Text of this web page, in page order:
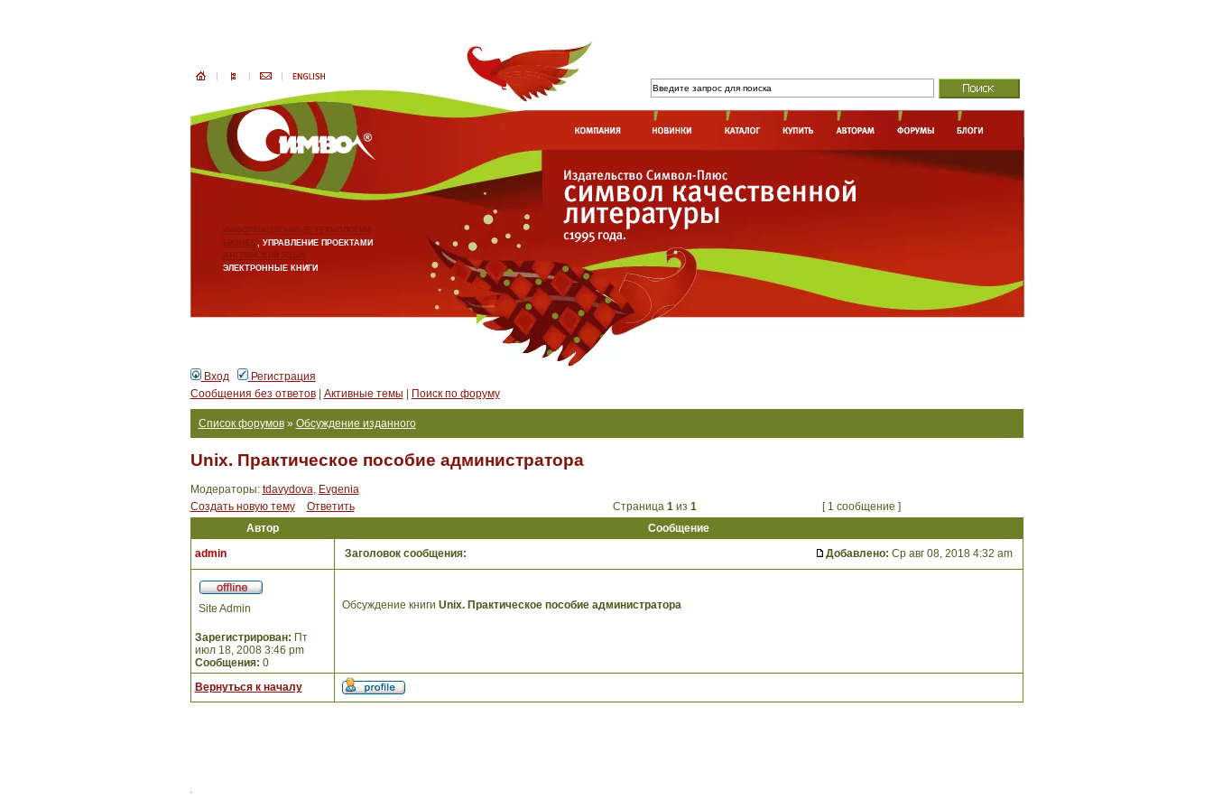
ИНФОРМАЦИОННЫЕ ТЕХНОЛОГИИ
БИЗНЕС, УПРАВЛЕНИЕ ПРОЕКТАМИ
АНГЛИЙСКИЙ ЯЗЫК
ЭЛЕКТРОННЫЕ КНИГИ
Вход
Регистрация
Сообщения без ответов| Активные темы Поиск по форуму
Список форумов» Обсуждение изданного
Unix. Практическое пособие администратора
Модераторы: tdavydova, Evgenia
Создать новую тему
Ответить Страница 1из 1
[ 1 сообщение ]
Автор
Сообщение
admin
Заголовок сообщения: Добавлено: Ср авг 08, 2018 4:32 am
Site Admin
Зарегистрирован: Пт
июл 18, 2008 3:46 pm
Сообщения: 0
Обсуждение книги Unix. Практическое пособие администратора
Вернуться к началу